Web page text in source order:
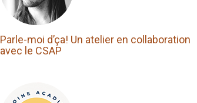
Parle-moi d’ça! Un atelier en collaboration
avec le CSAP